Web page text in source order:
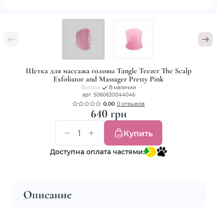
Щетка для массажа головы Tangle Teezer The Scalp
Exfoliator and Massager Pretty Pink
Волосы
В наличии
арт. 5060630044046
0.00 0 отзывов
640 грн
Купить
Доступна оплата частями:
Описание